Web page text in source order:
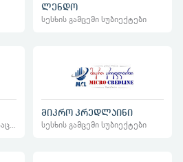
ლენდო
სესხის გამცემი სუბიექტები
მიკროსაფინანსო ორგანიზაციები
მიკრო კრედლაინი
სესხის გამცემი სუბიექტები